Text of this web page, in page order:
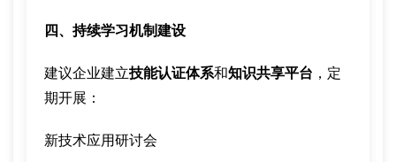
四、持续学习机制建设
建议企业建立技能认证体系和知识共享平台 ，定
期开展：
新技术应用研讨会